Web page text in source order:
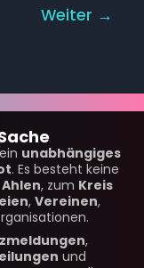
Weiter →
unabhängiges
. Es besteht keine
, zum Kreis
, Vereinen,
,
und